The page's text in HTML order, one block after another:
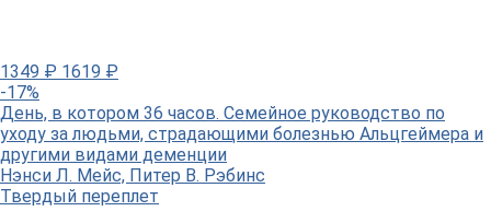
1349 ₽ 1619 ₽
-17%
День, в котором 36 часов. Семейное руководство по
уходу за людьми, страдающими болезнью Альцгеймера и
другими видами деменции
Нэнси Л. Мейс, Питер В. Рэбинс
Твердый переплет